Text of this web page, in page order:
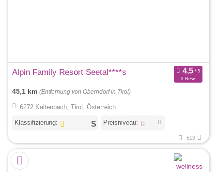
Alpin Family Resort Seetal****s
3 Bew.
45,1 km (Entfernung von Oberndorf in Tirol)
6272 Kaltenbach, Tirol, Österreich
Klassifizierung: Preisniveau:
513